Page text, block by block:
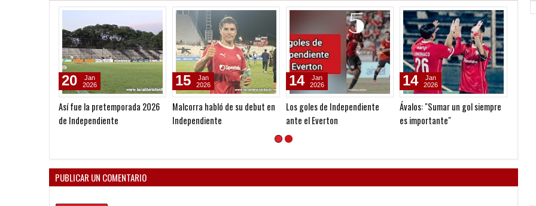
Así fue la pretemporada 2026
de Independiente
20
Jan
2026
Malcorra habló de su debut en
Independiente
15
Jan
2026
Los goles de Independiente
ante el Everton
14
Jan
2026
Ávalos: "Sumar un gol siempre
es importante"
14
Jan
2026
PUBLICAR UN COMENTARIO